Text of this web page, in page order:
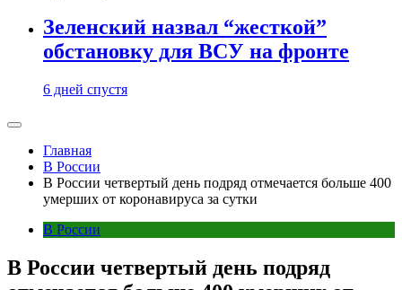
Зеленский назвал “жесткой”
обстановку для ВСУ на фронте
6 дней спустя
Главная
В России
В России четвертый день подряд отмечается больше 400
умерших от коронавируса за сутки
В России
В России четвертый день подряд